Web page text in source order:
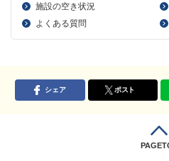
施設の空き状況
よくある質問
シェア ポスト